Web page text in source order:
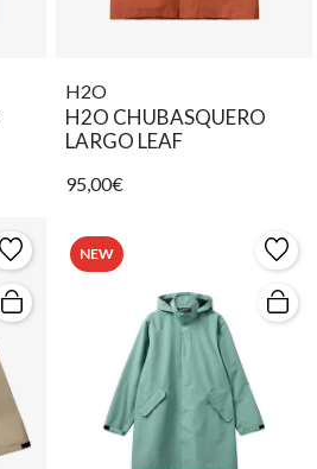
H2O
H2O CHUBASQUERO
LARGO LEAF
95,00€
NEW